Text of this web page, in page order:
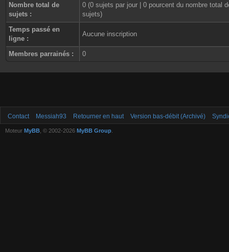
Nombre total de
sujets :
0 (0 sujets par jour | 0 pourcent du nombre total
sujets)
Temps passé en
ligne :
Aucune inscription
Membres parrainés : 0
Contact Messiah93 Retourner en haut Version bas-débit (Archivé)
Moteur MyBB , © 2002-2026 MyBB Group